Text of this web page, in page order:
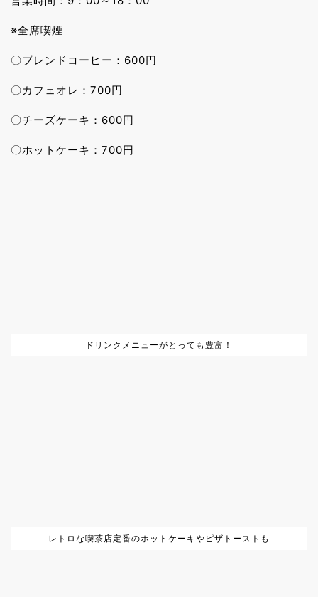
※全席喫煙
〇ブレンドコーヒー：600円
〇カフェオレ：700円
〇チーズケーキ：600円
〇ホットケーキ：700円
ドリンクメニューがとっても豊富！
レトロな喫茶店定番のホットケーキやピザトーストも